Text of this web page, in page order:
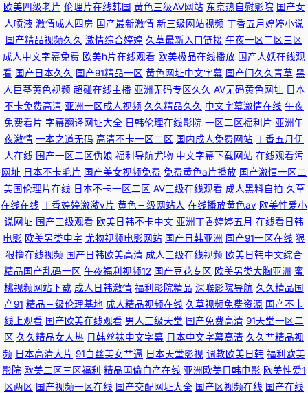
欧美四级老片 伦理片在线韩国 黄色三级AV网站 东京热自慰影院 国产女
人喷液 激情成人四房 国产最新激情 新三级网站视频 丁香五月婷婷小说
国产精品视频久久 激情综合婷婷 久草最新入口链接 午夜一区二区三区
成人中文字幕免费 欧美h片在线观看 欧美极品在线播放 国产人妖在线观
看 国产日本久久 国产91精品一区 黄色网址中文字幕 国产门久久青草 黑
人巨茎黄色视频 超碰在线主播 亚洲无码专区久久 AV无码黄色网址 日本
不卡免费高清 亚洲一区成人视频 久久精品久久 中文字幕激情在线 午夜
免费看片 字幕翻译网址大全 日韩伦理在线影院 一区二区福利片 亚洲午
夜激情 一本之道无码 高清不卡一区二区 国内成人免费网站 丁香五月伊
人在线 国产一区二区伪娘 福利导航尤物 中文字幕下载网站 在线观看污
网址 日本不卡毛片 国产美女视频免费 免费黄色a片播放 国产激情一区二
美国伦理片在线 日本不卡一区二区 AV三级在线观看 成人黑料自拍 久草
在线在线 丁香婷婷激激v片 黄色三级网站人 在线播放黄色av 欧美性爱小
说网址 国产三级观看 欧美日韩不卡中文 亚洲丁香婷婷五月 在线看日韩
电影 欧美另类中字 尤物视频电影网站 国产日韩亚洲 国产91一区在线 狠
狠撸在线视频 国产日韩欧美高清 成人三级在线视频 欧美日韩中文综合
精品国产乱码一区 午夜福利视频12 国产豆花专区 欧美另类大胸亚洲 蜜
桃视频网站下载 成人日韩激情 福利影院精品 深喉影院导航 久久精品国
产91 精品三级伦理基地 成人精品视频在线 久草视频免费资源 国产不卡
线上观看 国产欧美在线观看 男人三级天堂 国产免费高清 91天堂一区二
区 久久精品女人热 日韩丝袜中文字幕 日本中文字幕高清 久久艹精品视
频 日本高清大片 91白丝美女艹逼 日本天堂影视 调教欧美日韩 福利欧美
影院 欧美二区三区福利 精品国偷自产在线 亚洲欧美日韩电影 欧美性爱1
区两区 国产视频一区在线 国产交配网址大全 国产区视频在线 国产在线